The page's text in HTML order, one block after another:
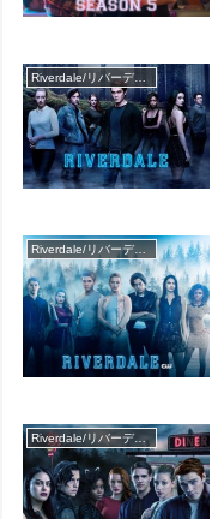
Riverdale/リバーデイル
Riverdale/リバーデイル
Riverdale/リバーデイル